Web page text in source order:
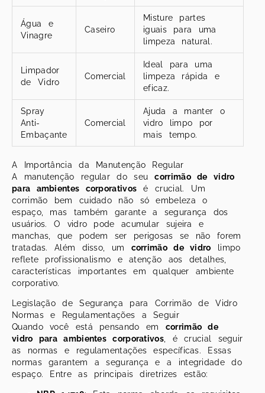
Água e
Vinagre
Caseiro
Misture partes
iguais para uma
limpeza natural.
Limpador
de Vidro
Comercial
Ideal para uma
limpeza rápida e
eficaz.
Spray
Anti-
Embaçante
Comercial
Ajuda a manter o
vidro limpo por
mais tempo.
A Importância da Manutenção Regular
A manutenção regular do seucorrimão de vidro
para ambientes corporativos é crucial. Um
corrimão bem cuidado não só embeleza o
espaço, mas também garante a segurança dos
usuários. O vidro pode acumular sujeira e
manchas, que podem ser perigosas se não forem
tratadas. Além disso, um corrimão de vidro limpo
reflete profissionalismo e atenção aos detalhes,
características importantes em qualquer ambiente
corporativo.
Legislação de Segurança para Corrimão de Vidro
Normas e Regulamentações a Seguir
Quando você está pensando em corrimão de
vidro para ambientes corporativos, é crucial seguir
as normas e regulamentações específicas. Essas
normas garantem a segurança e a integridade do
espaço. Entre as principais diretrizes estão: